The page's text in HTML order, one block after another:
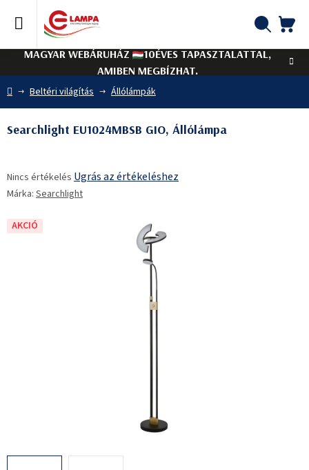
tartalomhoz
MAGYAR WEBÁRUHÁZ
10ÉVES TAPASZTALATTAL,
AMIBEN MEGBÍZHAT.
Kezdőlap
Beltéri világítás Állólámpák
Searchlight EU1024MBSB GIO, Állólámpa
termék
átlagos
5-
Nincs értékelés Ugrás az értékeléshez
Márka: Searchlight
AKCIÓ